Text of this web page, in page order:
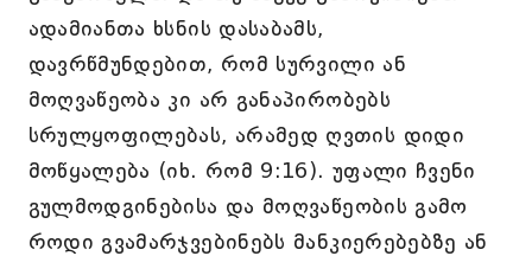
ადამიანთა ხსნის დასაბამს,
დავრწმუნდებით, რომ სურვილი ან
მოღვაწეობა კი არ განაპირობებს
სრულყოფილებას, არამედ ღვთის დიდი
მოწყალება (იხ. რომ 9:16). უფალი ჩვენი
გულმოდგინებისა და მოღვაწეობის გამო
როდი გვამარჯვებინებს მანკიერებებზე ან